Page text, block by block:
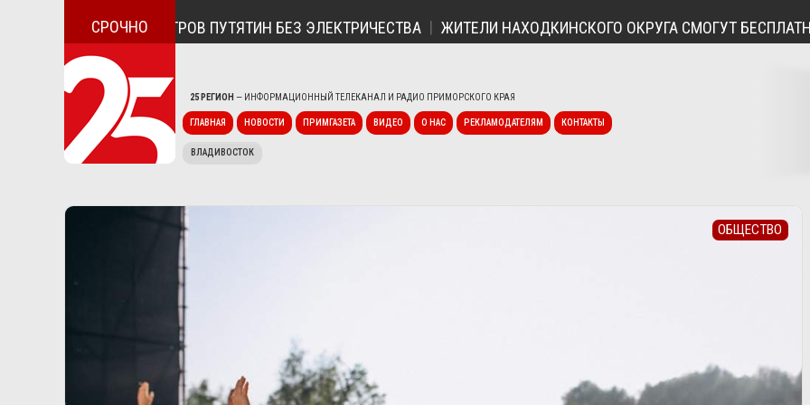
25 РЕГИОН — ИНФОРМАЦИОННЫЙ ТЕЛЕКАНАЛ И РАДИО ПРИМОРСКОГО КРАЯ
ГЛАВНАЯ НОВОСТИ ПРИМГАЗЕТА ВИДЕО О НАС РЕКЛАМОДАТЕЛЯМ КОНТАКТЫ
ВЛАДИВОСТОК
СРОЧНО
ДУНАЙ И ОСТРОВ ПУТЯТИН БЕЗ ЭЛЕКТРИЧЕСТВА ЖИТЕЛИ НАХОДКИНСКОГО ОКРУГА СМОГУТ БЕСПЛАТНО
ОБЩЕСТВО